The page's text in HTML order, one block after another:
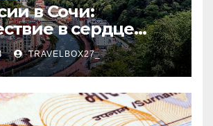
в Сочи:
в сердце
курорта
TRAVELBOX27_